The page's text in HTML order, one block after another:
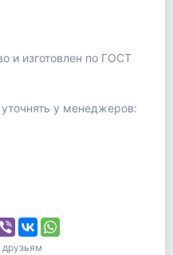
и изготовлен по ГОСТ
у менеджеров:
друзьям